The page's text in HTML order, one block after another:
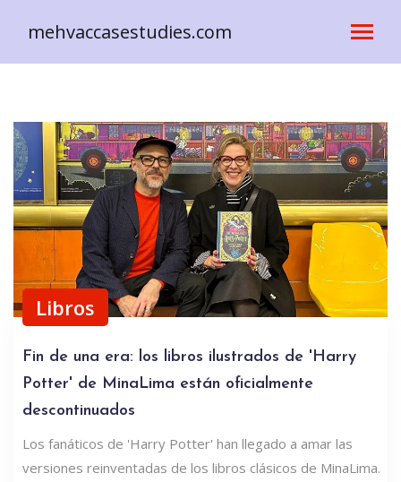
mehvaccasestudies.com
Libros
Fin de una era: los libros ilustrados de 'Harry
Potter' de MinaLima están oficialmente
descontinuados
Los fanáticos de 'Harry Potter' han llegado a amar las
versiones reinventadas de los libros clásicos de MinaLima.